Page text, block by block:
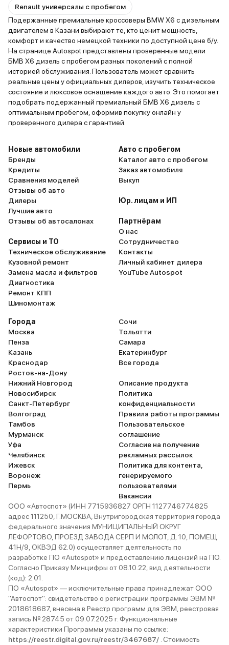
Renault универсалы с пробегом
Подержанные премиальные кроссоверы BMW X6 с дизельным
двигателем в Казани выбирают те, кто ценит мощность,
комфорт и качество немецкой техники по доступной цене б/у.
На странице Autospot представлены проверенные модели
БМВ X6 дизель с пробегом разных поколений с полной
историей обслуживания. Пользователь может сравнить
реальные цены у официальных дилеров, изучить техническое
состояние и люксовое оснащение каждого авто. Это помогает
подобрать подержанный премиальный БМВ X6 дизель с
оптимальным пробегом, оформив покупку онлайн у
проверенного дилера с гарантией.
Новые автомобили
Бренды
Кредиты
Сравнения моделей
Отзывы об авто
Дилеры
Лучшие авто
Отзывы об автосалонах
Сервисы и ТО
Техническое обслуживание
Кузовной ремонт
Замена масла и фильтров
Диагностика
Ремонт КПП
Шиномонтаж
Авто с пробегом
Каталог авто с пробегом
Заказ автомобиля
Выкуп
Юр. лицам и ИП
Партнёрам
О нас
Сотрудничество
Контакты
Личный кабинет дилера
YouTube Autospot
Города
Москва
Пенза
Казань
Краснодар
Ростов-на-Дону
Нижний Новгород
Новосибирск
Санкт-Петербург
Волгоград
Тамбов
Мурманск
Уфа
Челябинск
Ижевск
Воронеж
Пермь
Сочи
Тольятти
Самара
Екатеринбург
Все города
Описание продукта
Политика
конфиденциальности
Правила работы программы
Пользовательское
соглашение
Согласие на получение
рекламных рассылок
Политика для контента,
генерируемого
пользователями
Вакансии
ООО «Автоспот» (ИНН 7715936827 ОРГН 1127746774825
адрес 111250, Г.МОСКВА, Внутригородская территория города
федерального значения МУНИЦИПАЛЬНЫЙ ОКРУГ
ЛЕФОРТОВО, ПРОЕЗД ЗАВОДА СЕРП И МОЛОТ, Д. 10, ПОМЕЩ.
41Н/9, ОКВЭД 62.0) осуществляет деятельность по
разработке ПО «Autospot» и предоставлению лицензий на ПО.
Согласно Приказу Минцифры от 08.10.22, вид деятельности
(код): 2.01.
ПО «Autospot» — исключительные права принадлежат ООО
"Автоспот": свидетельство о регистрации программы ЭВМ №
2018618687, внесена в Реестр программ для ЭВМ, реестровая
запись № 28745 от 09.07.2025 г. Функциональные
характеристики Программы указаны по ссылке:
https://reestr.digital.gov.ru/reestr/3467687/ . Стоимость